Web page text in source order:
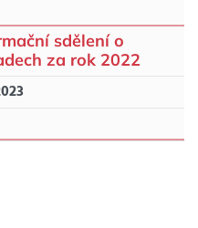
sdělení o
za rok 2022